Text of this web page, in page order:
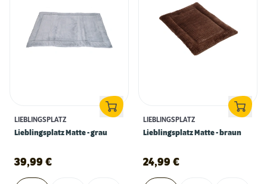
LIEBLINGSPLATZ
Lieblingsplatz Matte - grau
39,99 €
LIEBLINGSPLATZ
Lieblingsplatz Matte - braun
24,99 €